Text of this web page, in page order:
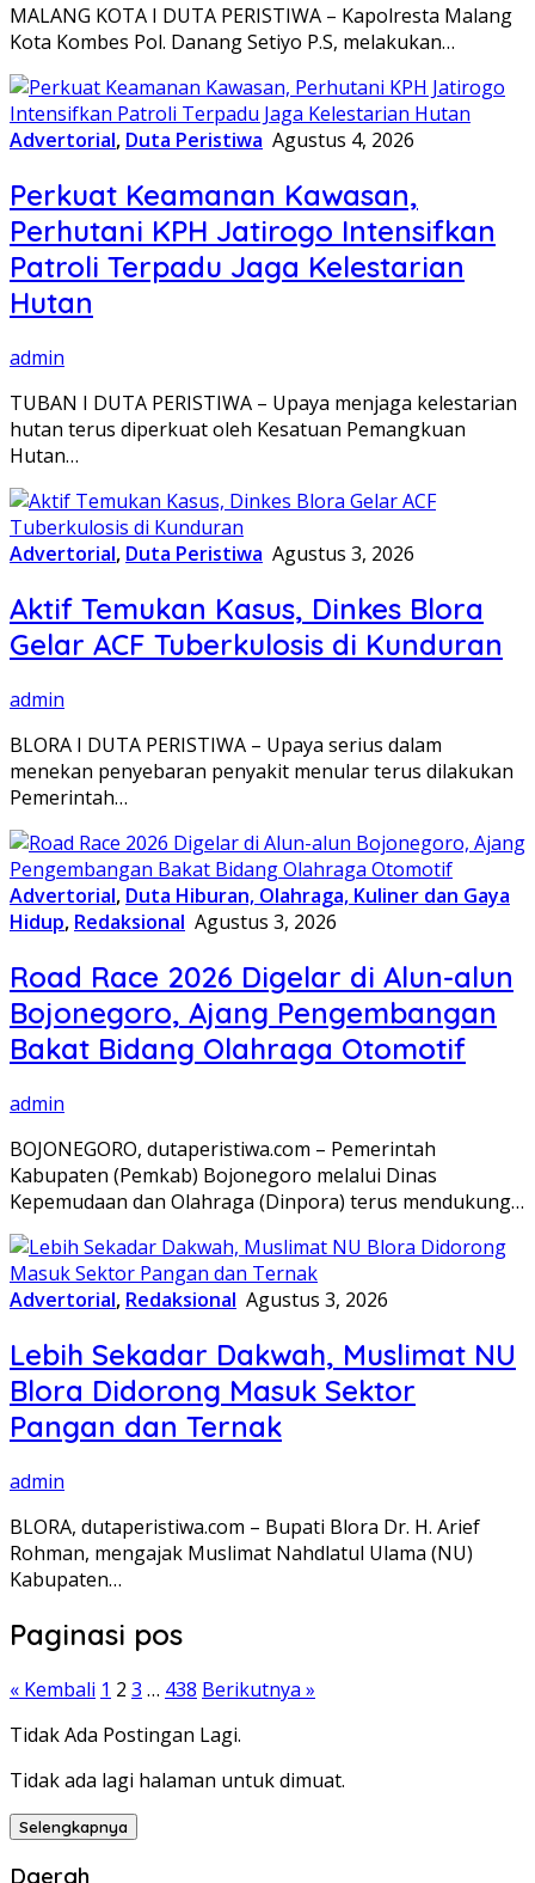
MALANG KOTA I DUTA PERISTIWA – Kapolresta Malang
Kota Kombes Pol. Danang Setiyo P.S, melakukan…
Advertorial, Duta Peristiwa Agustus 4, 2026
Perkuat Keamanan Kawasan,
Perhutani KPH Jatirogo Intensifkan
Patroli Terpadu Jaga Kelestarian
Hutan
admin
TUBAN I DUTA PERISTIWA – Upaya menjaga kelestarian
hutan terus diperkuat oleh Kesatuan Pemangkuan
Hutan…
Advertorial, Duta Peristiwa Agustus 3, 2026
Aktif Temukan Kasus, Dinkes Blora
Gelar ACF Tuberkulosis di Kunduran
admin
BLORA I DUTA PERISTIWA – Upaya serius dalam
menekan penyebaran penyakit menular terus dilakukan
Pemerintah…
Advertorial, Duta Hiburan, Olahraga, Kuliner dan Gaya
Hidup, Redaksional Agustus 3, 2026
Road Race 2026 Digelar di Alun-alun
Bojonegoro, Ajang Pengembangan
Bakat Bidang Olahraga Otomotif
admin
BOJONEGORO, dutaperistiwa.com – Pemerintah
Kabupaten (Pemkab) Bojonegoro melalui Dinas
Kepemudaan dan Olahraga (Dinpora) terus mendukung…
Advertorial, Redaksional Agustus 3, 2026
Lebih Sekadar Dakwah, Muslimat NU
Blora Didorong Masuk Sektor
Pangan dan Ternak
admin
BLORA, dutaperistiwa.com – Bupati Blora Dr. H. Arief
Rohman, mengajak Muslimat Nahdlatul Ulama (NU)
Kabupaten…
Paginasi pos
« Kembali 1 2 3 … 438 Berikutnya »
Tidak Ada Postingan Lagi.
Tidak ada lagi halaman untuk dimuat.
Selengkapnya
Daerah